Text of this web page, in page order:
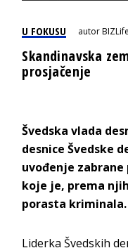
U FOKUSU autorBIZLife
Skandinavska
prosjačenje
Švedska vlada
desnice Švedske
uvođenje
koje je, prema
porasta kriminala.
Liderka Švedskih